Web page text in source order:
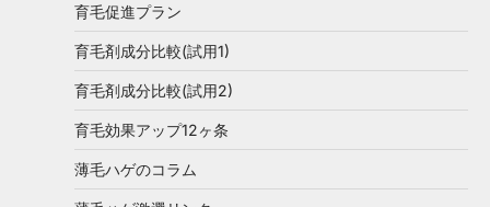
育毛促進プラン
育毛剤成分比較(試用1)
育毛剤成分比較(試用2)
育毛効果アップ12ヶ条
薄毛ハゲのコラム